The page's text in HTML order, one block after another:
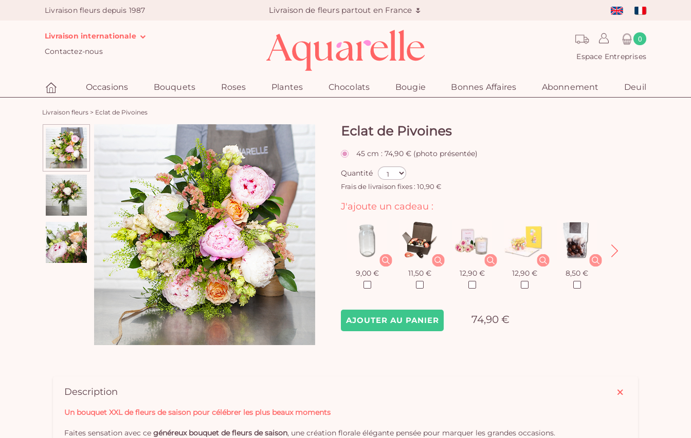
Livraison fleurs depuis 1987 Livraison de fleurs partout en France 🌷
Livraison internationale
Contactez-nous
0
Espace Entreprises
Occasions Bouquets Roses Plantes Chocolats Bougie Bonnes Affaires Abonnement Deuil
Livraison fleurs > Eclat de Pivoines
Eclat de Pivoines
45 cm : 74,90 € (photo présentée)
Quantité
Frais de livraison fixes : 10,90 €
AJOUTER AU PANIER 74,90 €
J'ajoute un cadeau :
9,00 € 11,50 € 12,90 € 12,90 € 8,50 €
Description
Un bouquet XXL de fleurs de saison pour célébrer les plus beaux moments
Faites sensation avec cegénéreux bouquet de fleurs de saison, une création florale élégante pensée pour marquer les grandes occasions.